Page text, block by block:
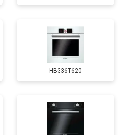
HBG36T620